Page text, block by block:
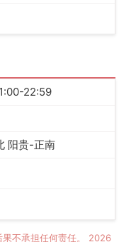
22:59
阳贵-正南
不承担任何责任。 2026